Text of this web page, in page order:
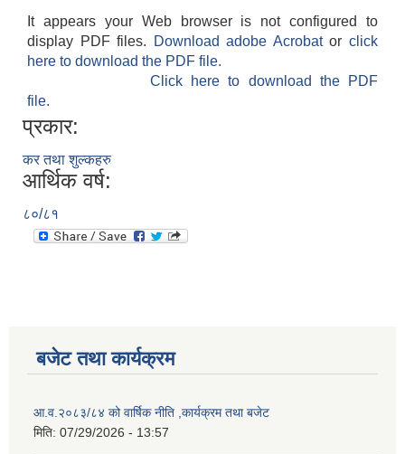
It appears your Web browser is not configured to
display PDF files.
Download adobe Acrobatorclick
here to download the PDF file.
Click here to download the PDF
file.
प्रकार:
कर तथा शुल्कहरु
आर्थिक वर्ष:
८०/८१
बजेट तथा कार्यक्रम
आ.व.२०८३/८४ को वार्षिक नीति ,कार्यक्रम तथा बजेट
मिति: 07/29/2026 - 13:57